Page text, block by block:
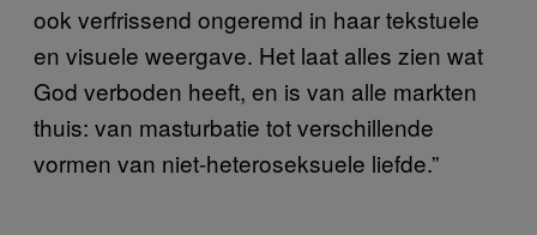
ook verfrissend ongeremd in haar tekstuele
en visuele weergave. Het laat alles zien wat
God verboden heeft, en is van alle markten
thuis: van masturbatie tot verschillende
vormen van niet-heteroseksuele liefde.”